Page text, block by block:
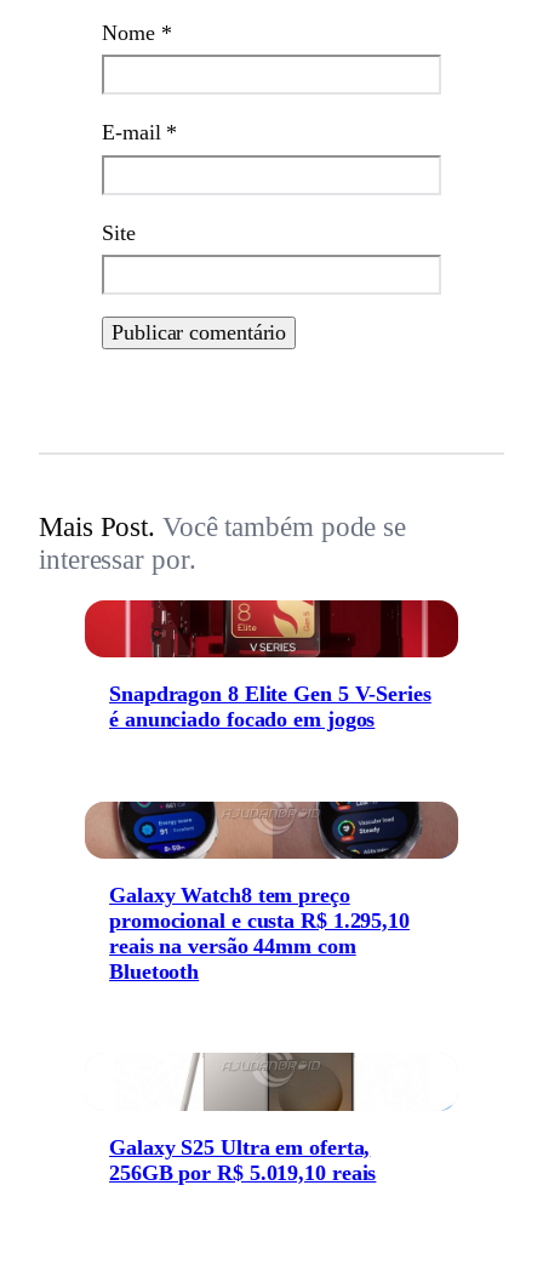
Nome *
E-mail *
Site
Mais Post. Você também pode se
interessar por.
Snapdragon 8 Elite Gen 5 V-Series
é anunciado focado em jogos
Galaxy Watch8 tem preço
promocional e custa R$ 1.295,10
reais na versão 44mm com
Bluetooth
Galaxy S25 Ultra em oferta,
256GB por R$ 5.019,10 reais